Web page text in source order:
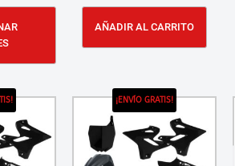
AÑADIR AL CARRITO
¡ENVÍO GRATIS!